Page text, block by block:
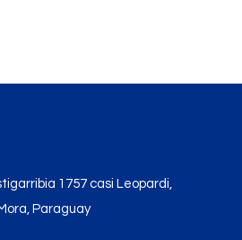
1757 casi Leopardi,
Paraguay